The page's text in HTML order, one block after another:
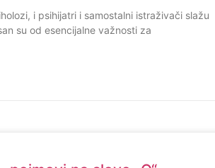
i psihijatri i samostalni istraživači slažu
su od esencijalne važnosti za